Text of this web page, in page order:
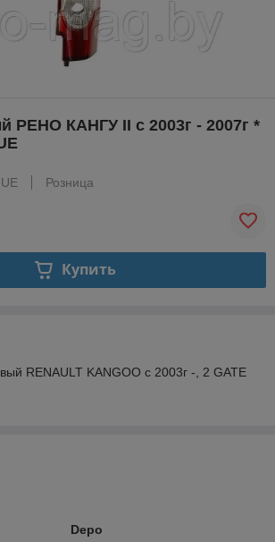
РЕНО КАНГУ II с 2003г - 2007г *
Розница
Купить
RENAULT KANGOO с 2003г -, 2 GATE
Depo